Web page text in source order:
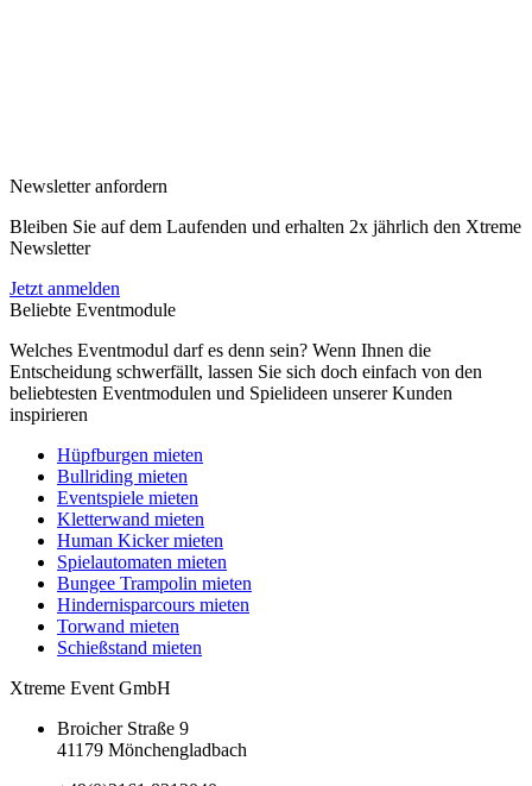
Newsletter anfordern
Bleiben Sie auf dem Laufenden und erhalten 2x jährlich den Xtreme
Newsletter
Jetzt anmelden
Beliebte Eventmodule
Welches Eventmodul darf es denn sein? Wenn Ihnen die
Entscheidung schwerfällt, lassen Sie sich doch einfach von den
beliebtesten Eventmodulen und Spielideen unserer Kunden
inspirieren
Hüpfburgen mieten
Bullriding mieten
Eventspiele mieten
Kletterwand mieten
Human Kicker mieten
Spielautomaten mieten
Bungee Trampolin mieten
Hindernisparcours mieten
Torwand mieten
Schießstand mieten
Xtreme Event GmbH
Broicher Straße 9
41179 Mönchengladbach